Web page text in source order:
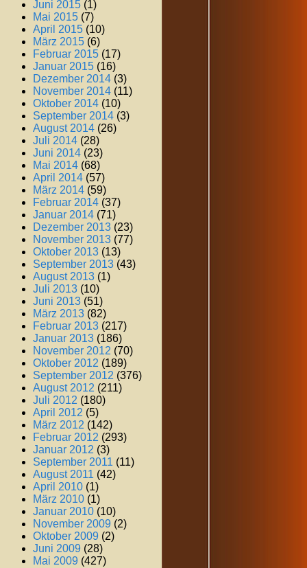
Juni 2015 (1)
Mai 2015 (7)
April 2015 (10)
März 2015 (6)
Februar 2015 (17)
Januar 2015 (16)
Dezember 2014 (3)
November 2014 (11)
Oktober 2014 (10)
September 2014 (3)
August 2014 (26)
Juli 2014 (28)
Juni 2014 (23)
Mai 2014 (68)
April 2014 (57)
März 2014 (59)
Februar 2014 (37)
Januar 2014 (71)
Dezember 2013 (23)
November 2013 (77)
Oktober 2013 (13)
September 2013 (43)
August 2013 (1)
Juli 2013 (10)
Juni 2013 (51)
März 2013 (82)
Februar 2013 (217)
Januar 2013 (186)
November 2012 (70)
Oktober 2012 (189)
September 2012 (376)
August 2012 (211)
Juli 2012 (180)
April 2012 (5)
März 2012 (142)
Februar 2012 (293)
Januar 2012 (3)
September 2011 (11)
August 2011 (42)
April 2010 (1)
März 2010 (1)
Januar 2010 (10)
November 2009 (2)
Oktober 2009 (2)
Juni 2009 (28)
Mai 2009 (427)